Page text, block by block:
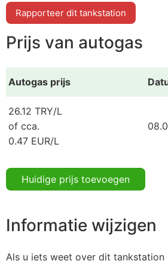
Rapporteer dit tankstation
Prijs van autogas
Autogas prijs
26.12 TRY/L
of cca.
0.47 EUR/L
Huidige prijs toevoegen
Informatie wijzigen
Als u iets weet over dit tankstation